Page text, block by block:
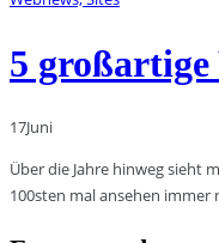
5 großartige
17Juni
Über die Jahre hinweg sieht
100sten mal ansehen immer